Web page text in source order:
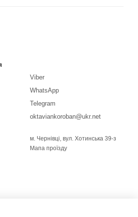
Viber
WhatsApp
Telegram
oktaviankoroban@ukr.net
м. Чернівці, вул. Хотинська 39-з
Мапа проїзду